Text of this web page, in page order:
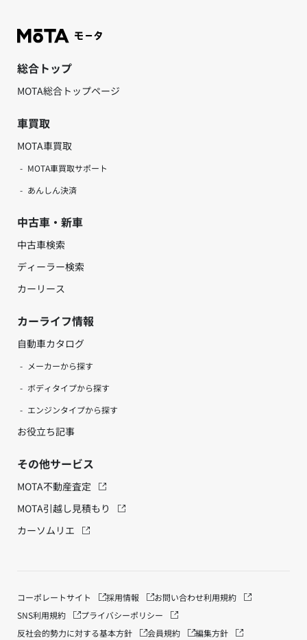
総合トップ
MOTA総合トップページ
車買取
MOTA車買取
MOTA車買取サポート
あんしん決済
中古車・新車
中古車検索
ディーラー検索
カーリース
カーライフ情報
自動車カタログ
メーカーから探す
ボディタイプから探す
エンジンタイプから探す
お役立ち記事
その他サービス
MOTA不動産査定
MOTA引越し見積もり
カーソムリエ
コーポレートサイト 採用情報 お問い合わせ利用規約
SNS利用規約
プライバシーポリシー
反社会的勢力に対する基本方針
会員規約 編集方針